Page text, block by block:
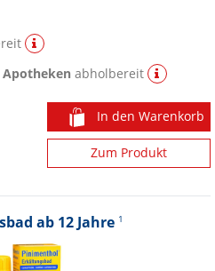
Apotheken abholbereit
In den Warenkorb
Zum Produkt
ab 12 Jahre 1